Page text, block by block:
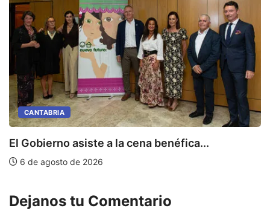
CANTABRIA
El Gobierno asiste a la cena benéfica...
6 de agosto de 2026
Dejanos tu Comentario